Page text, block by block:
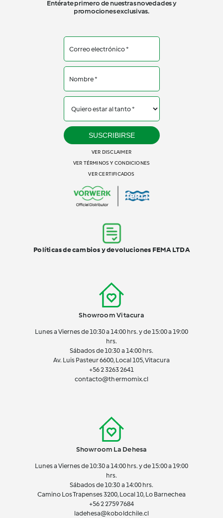
Showroom Vitacura
Lunes a Viernes de 10:30 a 14:00 hrs. y de 15:00 a 19:00
hrs.
Sábados de 10:30 a 14:00 hrs.
Av. Luis Pasteur 6600, Local 105, Vitacura
+56 2 3263 2641
contacto@thermomix.cl
Showroom La Dehesa
Lunes a Viernes de 10:30 a 14:00 hrs. y de 15:00 a 19:00
hrs.
Sábados de 10:30 a 14:00 hrs.
Camino Los Trapenses 3200, Local 10, Lo Barnechea
+56 22759 7684
ladehesa@koboldchile.cl
Entérate primero de nuestras novedades y
promociones exclusivas.
SUSCRIBIRSE
VER DISCLAIMER
VER TÉRMINOS Y CONDICIONES
VER CERTIFICADOS
Políticas de cambios y devoluciones FEMA LTDA